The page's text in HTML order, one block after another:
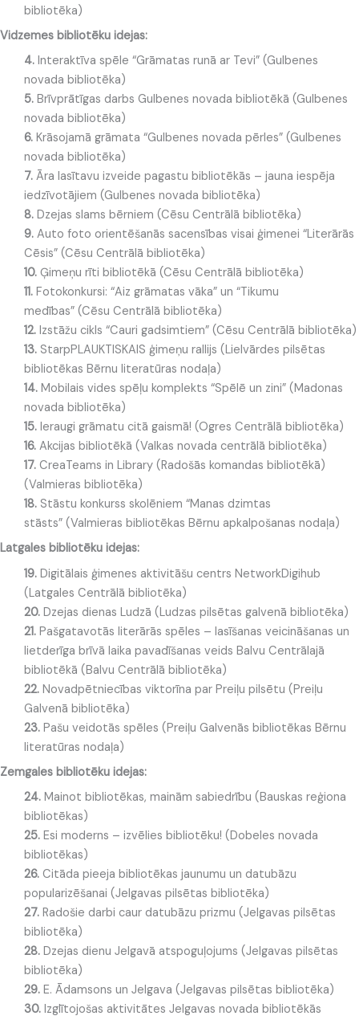
bibliotēka)
Vidzemes bibliotēku idejas:
4. Interaktīva spēle “Grāmatas runā ar Tevi” (Gulbenes
novada bibliotēka)
5. Brīvprātīgas darbs Gulbenes novada bibliotēkā (Gulbenes
novada bibliotēka)
6. Krāsojamā grāmata “Gulbenes novada pērles” (Gulbenes
novada bibliotēka)
7. Āra lasītavu izveide pagastu bibliotēkās – jauna iespēja
iedzīvotājiem (Gulbenes novada bibliotēka)
8. Dzejas slams bērniem (Cēsu Centrālā bibliotēka)
9. Auto foto orientēšanās sacensības visai ģimenei “Literārās
Cēsis” (Cēsu Centrālā bibliotēka)
10. Ģimeņu rīti bibliotēkā (Cēsu Centrālā bibliotēka)
11. Fotokonkursi: “Aiz grāmatas vāka” un “Tikumu
medības” (Cēsu Centrālā bibliotēka)
12. Izstāžu cikls “Cauri gadsimtiem” (Cēsu Centrālā bibliotēka)
13. StarpPLAUKTISKAIS ģimeņu rallijs (Lielvārdes pilsētas
bibliotēkas Bērnu literatūras nodaļa)
14. Mobilais vides spēļu komplekts “Spēlē un zini” (Madonas
novada bibliotēka)
15. Ieraugi grāmatu citā gaismā! (Ogres Centrālā bibliotēka)
16. Akcijas bibliotēkā (Valkas novada centrālā bibliotēka)
17. CreaTeams in Library (Radošās komandas bibliotēkā)
(Valmieras bibliotēka)
18. Stāstu konkurss skolēniem “Manas dzimtas
stāsts” (Valmieras bibliotēkas Bērnu apkalpošanas nodaļa)
Latgales bibliotēku idejas:
19. Digitālais ģimenes aktivitāšu centrs NetworkDigihub
(Latgales Centrālā bibliotēka)
20. Dzejas dienas Ludzā (Ludzas pilsētas galvenā bibliotēka)
21. Pašgatavotās literārās spēles – lasīšanas veicināšanas un
lietderīga brīvā laika pavadīšanas veids Balvu Centrālajā
bibliotēkā (Balvu Centrālā bibliotēka)
22. Novadpētniecības viktorīna par Preiļu pilsētu (Preiļu
Galvenā bibliotēka)
23. Pašu veidotās spēles (Preiļu Galvenās bibliotēkas Bērnu
literatūras nodaļa)
Zemgales bibliotēku idejas:
24. Mainot bibliotēkas, mainām sabiedrību (Bauskas reģiona
bibliotēkas)
25. Esi moderns – izvēlies bibliotēku! (Dobeles novada
bibliotēkas)
26. Citāda pieeja bibliotēkas jaunumu un datubāzu
popularizēšanai (Jelgavas pilsētas bibliotēka)
27. Radošie darbi caur datubāzu prizmu (Jelgavas pilsētas
bibliotēka)
28. Dzejas dienu Jelgavā atspoguļojums (Jelgavas pilsētas
bibliotēka)
29. E. Ādamsons un Jelgava (Jelgavas pilsētas bibliotēka)
30. Izglītojošas aktivitātes Jelgavas novada bibliotēkās